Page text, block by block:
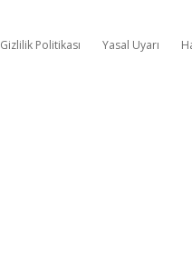
Gizlilik Politikası Yasal Uyarı